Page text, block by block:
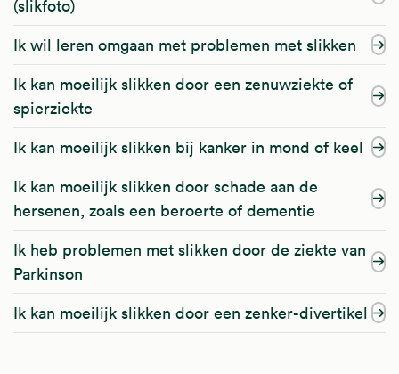
(slikfoto)
Ik wil leren omgaan met problemen met slikken
Ik kan moeilijk slikken door een zenuwziekte of
spierziekte
Ik kan moeilijk slikken bij kanker in mond of keel
Ik kan moeilijk slikken door schade aan de
hersenen, zoals een beroerte of dementie
Ik heb problemen met slikken door de ziekte van
Parkinson
Ik kan moeilijk slikken door een zenker-divertikel